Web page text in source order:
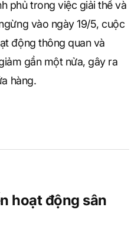
phủ trong việc giải thể và
vào ngày 19/5, cuộc
động thông quan và
gần một nửa, gây ra
hàng.
hoạt động sân